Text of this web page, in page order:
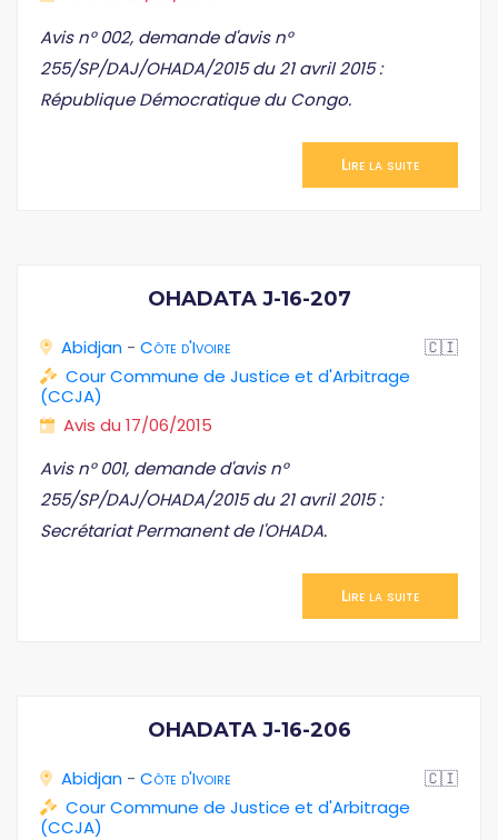
Avis n° 002, demande d'avis n°
255/SP/DAJ/OHADA/2015 du 21 avril 2015 :
République Démocratique du Congo.
Lire la suite
OHADATA J-16-207
Abidjan - Côte d'Ivoire
🇨🇮
Cour Commune de Justice et d'Arbitrage
(CCJA)
Avis du 17/06/2015
Avis n° 001, demande d'avis n°
255/SP/DAJ/OHADA/2015 du 21 avril 2015 :
Secrétariat Permanent de l'OHADA.
Lire la suite
OHADATA J-16-206
Abidjan - Côte d'Ivoire
🇨🇮
Cour Commune de Justice et d'Arbitrage
(CCJA)